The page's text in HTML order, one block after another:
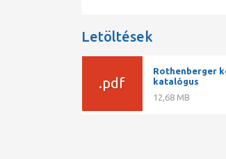
Letöltések
.pdf
Rothenberger
katalógus
12,68 MB